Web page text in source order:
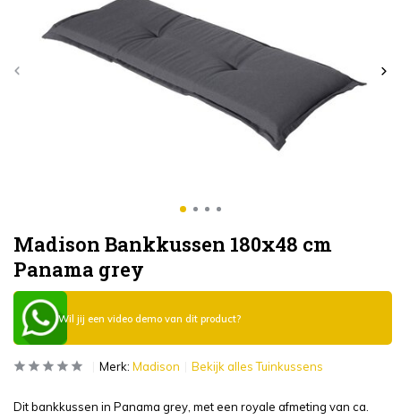
Madison Bankkussen 180x48 cm
Panama grey
Wil jij een video demo van dit product?
Merk: Madison Bekijk alles Tuinkussens
Dit bankkussen in Panama grey, met een royale afmeting van ca.